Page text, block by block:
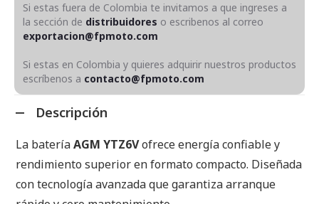
Si estas fuera de Colombia te invitamos a que ingreses a
la sección de distribuidores o escribenos al correo
exportacion@fpmoto.com
Si estas en Colombia y quieres adquirir nuestros productos
escríbenos a contacto@fpmoto.com
Descripción
La bateríaAGM YTZ6Vofrece energía confiable y
rendimiento superior en formato compacto. Diseñada
con tecnología avanzada que garantiza arranque